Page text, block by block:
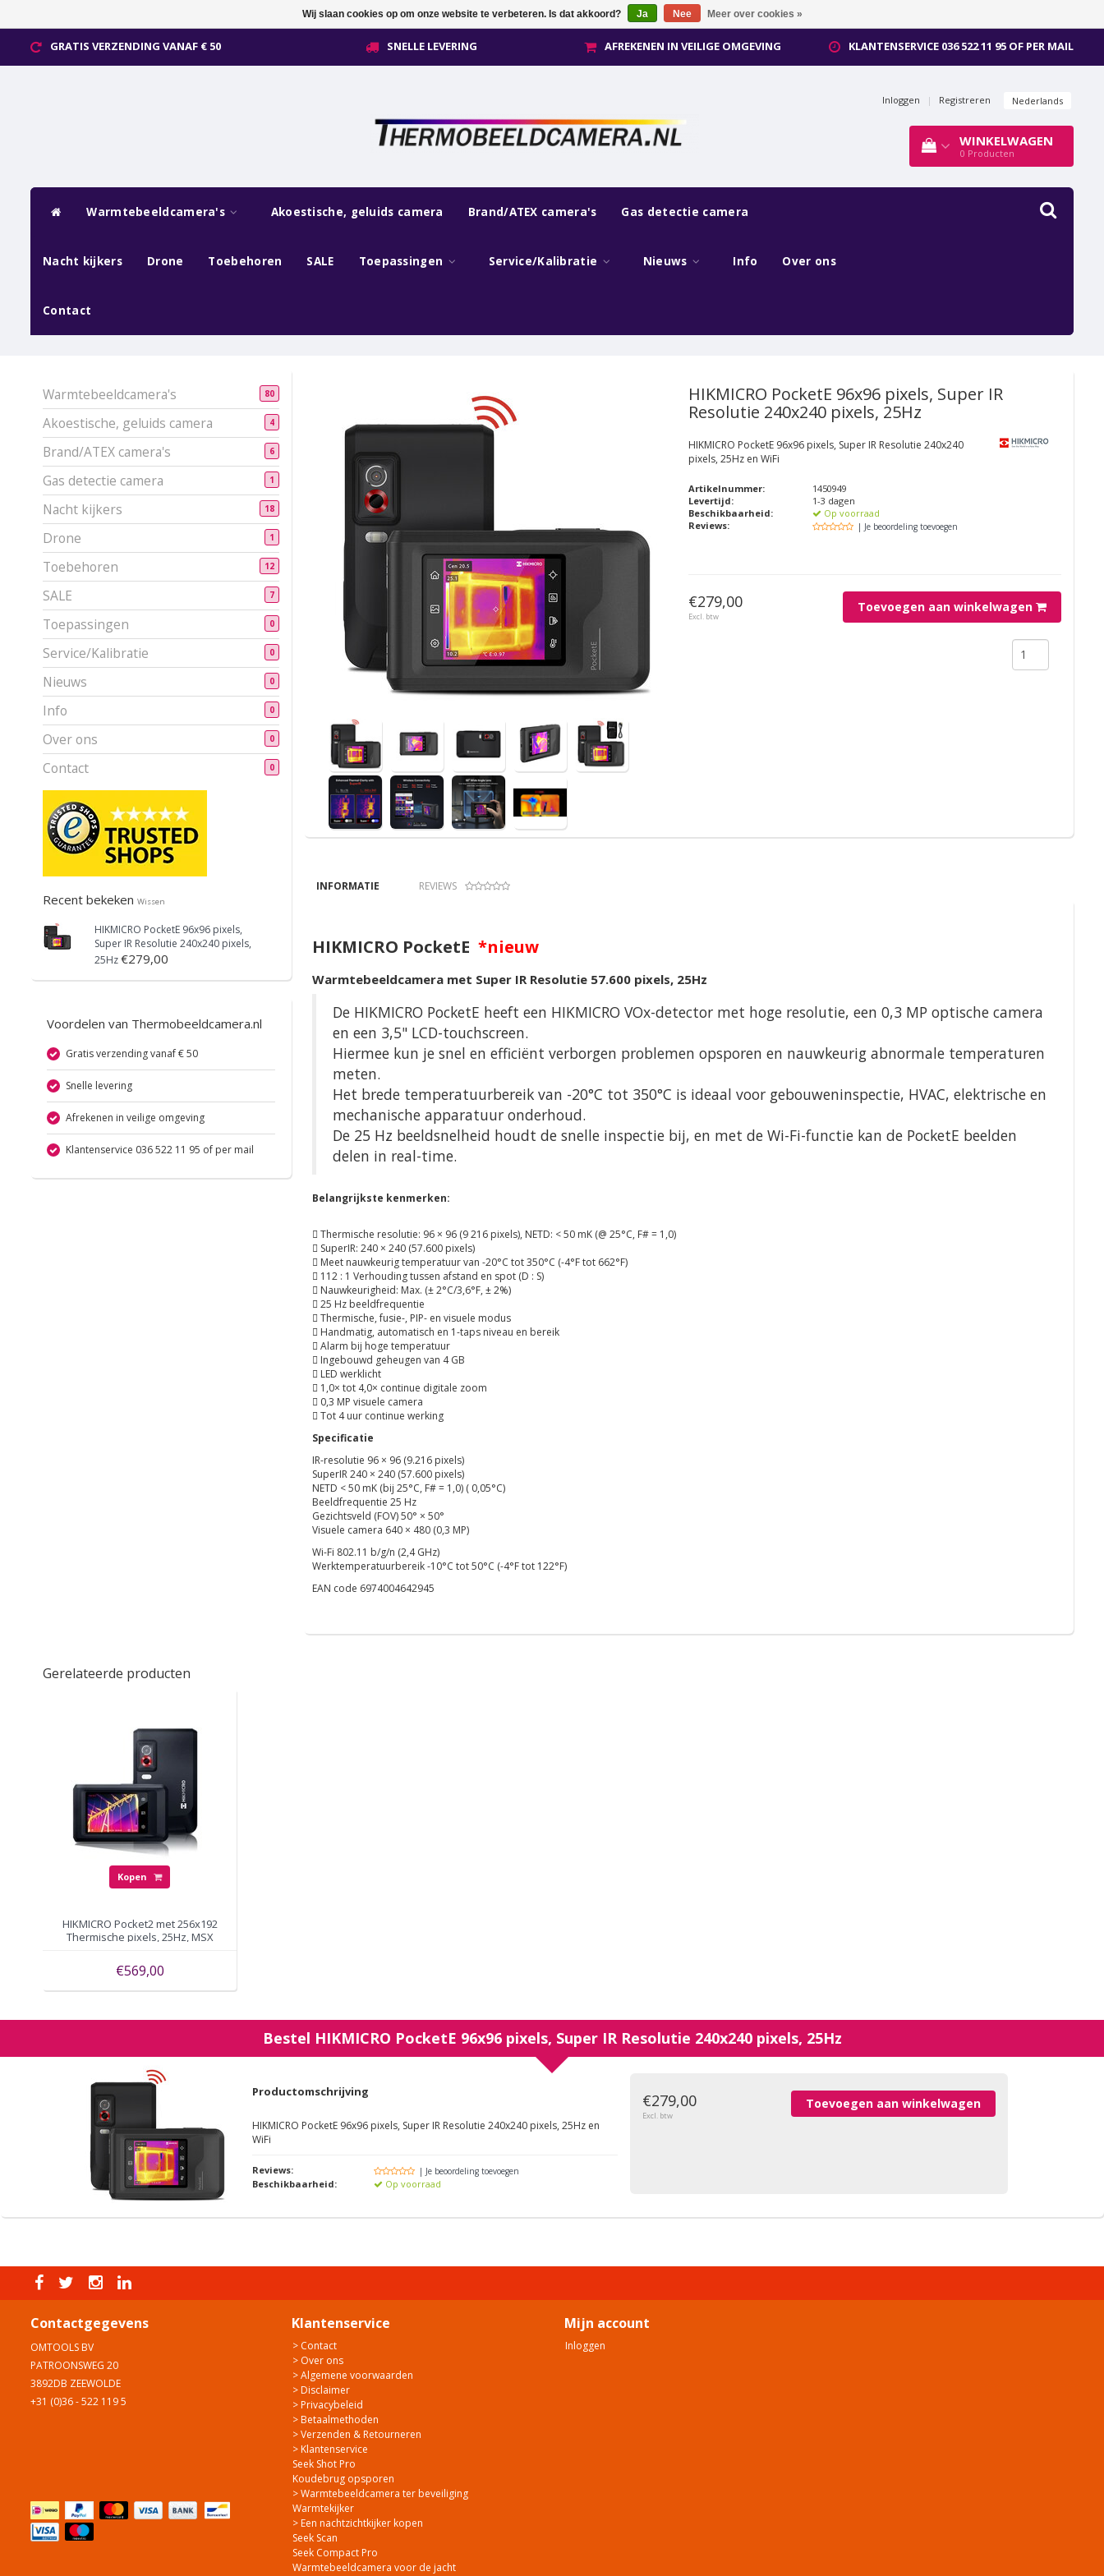
GRATIS VERZENDING VANAF € 50 SNELLE LEVERING AFREKENEN IN VEILIGE OMGEVING KLANTENSERVICE 036 522 11 95 OF PER MAIL
Inloggen | Registreren Nederlands
WINKELWAGEN
0 Producten
Warmtebeeldcamera's Akoestische, geluids camera Brand/ATEX camera's Gas detectie camera
Nacht kijkers Drone Toebehoren SALE Toepassingen Service/Kalibratie Nieuws Info Over ons
Contact
Warmtebeeldcamera's 80
Akoestische, geluids camera 4
Brand/ATEX camera's 6
Gas detectie camera 1
Nacht kijkers 18
Drone 1
Toebehoren 12
SALE 7
Toepassingen 0
Service/Kalibratie 0
Nieuws 0
Info 0
Over ons 0
Contact 0
Recent bekeken Wissen
HIKMICRO PocketE 96x96 pixels,
Super IR Resolutie 240x240 pixels,
25Hz€279,00
Voordelen van Thermobeeldcamera.nl
Gratis verzending vanaf € 50
Snelle levering
Afrekenen in veilige omgeving
Klantenservice 036 522 11 95 of per mail
HIKMICRO PocketE 96x96 pixels, Super IR
Resolutie 240x240 pixels, 25Hz
HIKMICRO PocketE 96x96 pixels, Super IR Resolutie 240x240
pixels, 25Hz en WiFi
Artikelnummer:
1450949
Levertijd:
1-3 dagen
Beschikbaarheid:
Op voorraad
Reviews:
| Je beoordeling toevoegen
€279,00
Excl. btw
Toevoegen aan winkelwagen
INFORMATIE REVIEWS
HIKMICRO PocketE *nieuw
Warmtebeeldcamera met Super IR Resolutie 57.600 pixels, 25Hz
De HIKMICRO PocketE heeft een HIKMICRO VOx-detector met hoge resolutie, een 0,3 MP optische camera
en een 3,5" LCD-touchscreen.
Hiermee kun je snel en efficiënt verborgen problemen opsporen en nauwkeurig abnormale temperaturen
meten.
Het brede temperatuurbereik van -20°C tot 350°C is ideaal voor gebouweninspectie, HVAC, elektrische en
mechanische apparatuur onderhoud.
De 25 Hz beeldsnelheid houdt de snelle inspectie bij, en met de Wi-Fi-functie kan de PocketE beelden
delen in real-time.
Belangrijkste kenmerken:
 Thermische resolutie: 96 × 96 (9 216 pixels), NETD: < 50 mK (@ 25°C, F# = 1,0)
 SuperIR: 240 × 240 (57.600 pixels)
 Meet nauwkeurig temperatuur van -20°C tot 350°C (-4°F tot 662°F)
 112 : 1 Verhouding tussen afstand en spot (D : S)
 Nauwkeurigheid: Max. (± 2°C/3,6°F, ± 2%)
 25 Hz beeldfrequentie
 Thermische, fusie-, PIP- en visuele modus
 Handmatig, automatisch en 1-taps niveau en bereik
 Alarm bij hoge temperatuur
 Ingebouwd geheugen van 4 GB
 LED werklicht
 1,0× tot 4,0× continue digitale zoom
 0,3 MP visuele camera
 Tot 4 uur continue werking
Specificatie
IR-resolutie 96 × 96 (9.216 pixels)
SuperIR 240 × 240 (57.600 pixels)
NETD < 50 mK (bij 25°C, F# = 1,0) ( 0,05°C)
Beeldfrequentie 25 Hz
Gezichtsveld (FOV) 50° × 50°
Visuele camera 640 × 480 (0,3 MP)
Wi-Fi 802.11 b/g/n (2,4 GHz)
Werktemperatuurbereik -10°C tot 50°C (-4°F tot 122°F)
EAN code 6974004642945
Gerelateerde producten
Kopen
HIKMICRO Pocket2 met 256x192
Thermische pixels, 25Hz, MSX
€569,00
Bestel HIKMICRO PocketE 96x96 pixels, Super IR Resolutie 240x240 pixels, 25Hz
Productomschrijving
HIKMICRO PocketE 96x96 pixels, Super IR Resolutie 240x240 pixels, 25Hz en
WiFi
Reviews: | Je beoordeling toevoegen
Beschikbaarheid: Op voorraad
€279,00
Excl. btw
Contactgegevens
OMTOOLS BV
PATROONSWEG 20
3892DB ZEEWOLDE
+31 (0)36 - 522 119 5
Klantenservice
> Contact
> Over ons
> Algemene voorwaarden
> Disclaimer
> Privacybeleid
> Betaalmethoden
> Verzenden & Retourneren
> Klantenservice
Seek Shot Pro
Koudebrug opsporen
> Warmtebeeldcamera ter beveiliging
Warmtekijker
> Een nachtzichtkijker kopen
Seek Scan
Seek Compact Pro
Warmtebeeldcamera voor de jacht
Mijn account
Inloggen
Wij slaan cookies op om onze website te verbeteren. Is dat akkoord? Ja Nee Meer over cookies »